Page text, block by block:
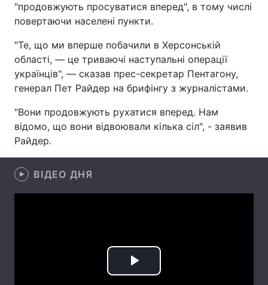
Економіка Світ
Спорт Наука
Техно і зв'язок Лайт
Здоров'я Туризм
Екологія
"продовжують просуватися вперед", в тому числі
повертаючи населені пункти.
"Те, що ми вперше побачили в Херсонській
області, — це триваючі наступальні операції
українців", — сказав прес-секретар Пентагону,
генерал Пет Райдер на брифінгу з журналістами.
"Вони продовжують рухатися вперед. Нам
відомо, що вони відвоювали кілька сіл", - заявив
Райдер.
ВІДЕО ДНЯ
Play